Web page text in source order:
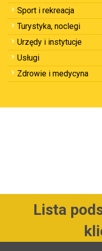
Sport i rekreacja
Turystyka, noclegi
Urzędy i instytucje
Usługi
Zdrowie i medycyna
Lista